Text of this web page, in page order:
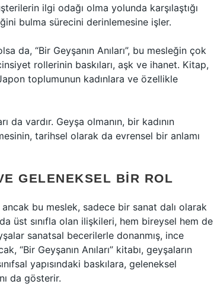
ilgi odağı olma yolunda karşılaştığı
bulma sürecini derinlemesine işler.
da, “Bir Geyşanın Anıları”, bu mesleğin çok
rollerinin baskıları, aşk ve ihanet. Kitap,
toplumunun kadınlara ve özellikle
vardır. Geyşa olmanın, bir kadının
tarihsel olarak da evrensel bir anlamı
GELENEKSEL BIR ROL
ancak bu meslek, sadece bir sanat dalı olarak
üst sınıfla olan ilişkileri, hem bireysel hem de
sanatsal becerilerle donanmış, ince
“Bir Geyşanın Anıları” kitabı, geyşaların
yapısındaki baskılara, geleneksel
da gösterir.